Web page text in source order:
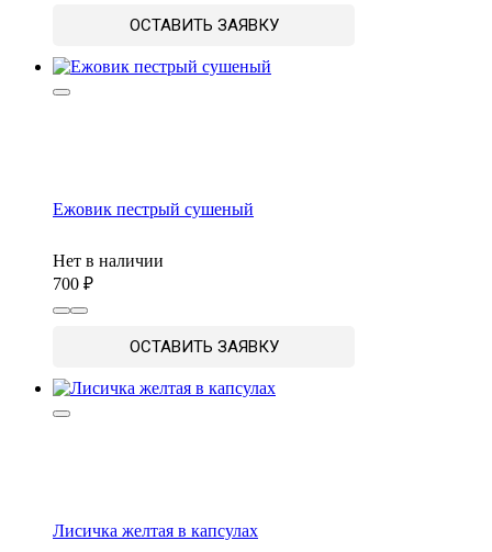
ОСТАВИТЬ ЗАЯВКУ
Ежовик пестрый сушеный
Нет в наличии
700
ОСТАВИТЬ ЗАЯВКУ
Лисичка желтая в капсулах